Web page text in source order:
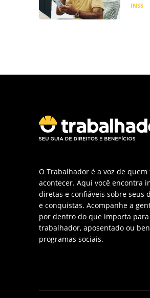
INSS
O Trabalhador é a voz de quem
acontecer. Aqui você encontra
diretas e confiáveis sobre seus
e conquistas. Acompanhe a
por dentro do que importa para
trabalhador, aposentado ou
programas sociais.